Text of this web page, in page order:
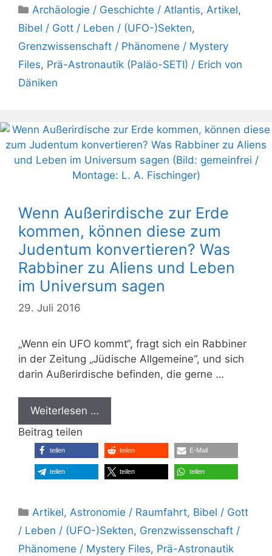
Kategorien
Archäologie / Geschichte / Atlantis,Artikel,
Bibel / Gott / Leben / (UFO-)Sekten,
Grenzwissenschaft / Phänomene / Mystery
Files, Prä-Astronautik (Paläo-SETI) / Erich von
Däniken
Wenn Außerirdische zur Erde
kommen, können diese zum
Judentum konvertieren? Was
Rabbiner zu Aliens und Leben
im Universum sagen
29. Juli 2016
„Wenn ein UFO kommt“, fragt sich ein Rabbiner
in der Zeitung „Jüdische Allgemeine“, und sich
darin Außerirdische befinden, die gerne …
Weiterlesen …
Beitrag teilen
teilen teilen E-Mail
teilen teilen teilen
Kategorien
Artikel,Astronomie / Raumfahrt, Bibel / Gott
/ Leben / (UFO-)Sekten, Grenzwissenschaft /
Phänomene / Mystery Files, Prä-Astronautik